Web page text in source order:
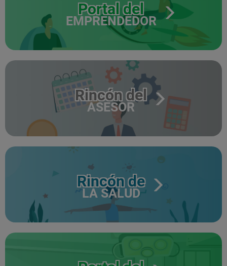
Portal del
EMPRENDEDOR
Rincón del
ASESOR
Rincón de
LA SALUD